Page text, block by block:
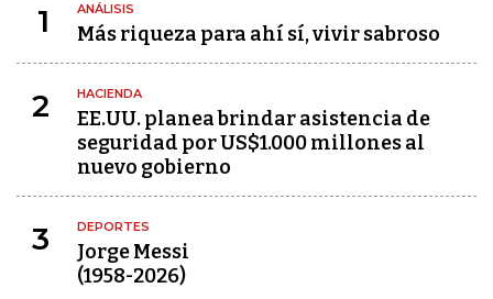
1 ANÁLISIS
Más riqueza para ahí sí, vivir sabroso
2 HACIENDA
EE.UU. planea brindar asistencia de
seguridad por US$1.000 millones al
nuevo gobierno
3 DEPORTES
Jorge Messi
(1958-2026)